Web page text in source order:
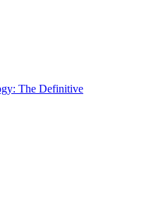
The Definitive